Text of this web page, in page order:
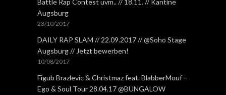
Battle Rap Contest uvm.. // 18.11. // Kantine
Augsburg
23/10/2017
DAILY RAP SLAM // 22.09.2017 // @Soho Stage
Augsburg // Jetzt bewerben!
10/08/2017
Figub Brazlevic & Christmaz feat. BlabberMouf –
Ego & Soul Tour 28.04.17 @BUNGALOW